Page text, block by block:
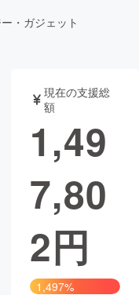
書籍・雑誌
チャレンジ
Creation
・ガジェット
現在の支援総
額
1,49
7,80
2円
1,497%